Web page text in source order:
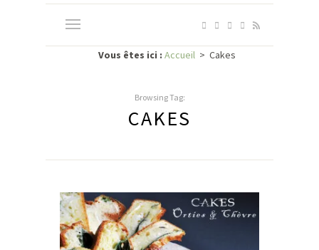
Vous êtes ici : Accueil >Cakes
Browsing Tag:
CAKES